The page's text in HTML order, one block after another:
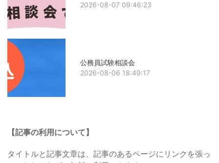
2026-08-07 09:46:23
公務員試験相談会
2026-08-06 18:49:17
【記事の利用について】
タイトルと記事文章は、記事のあるページにリンクを張っ